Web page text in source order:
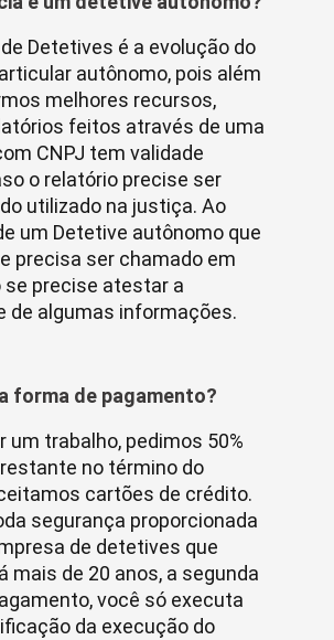
Detetives é a evolução do
autônomo, pois além
melhores recursos,
feitos através de uma
CNPJ tem validade
o relatório precise ser
utilizado na justiça. Ao
um Detetive autônomo que
precisa ser chamado em
se precise atestar a
de algumas informações.
forma de pagamento?
um trabalho, pedimos 50%
no término do
cartões de crédito.
segurança proporcionada
de detetives que
mais de 20 anos, a segunda
você só executa
da execução do